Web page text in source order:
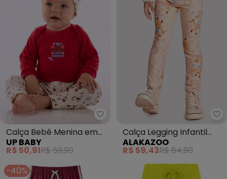
Up Baby - Calça Bebê Menina
Calça Bebê Menina em
Suedine Estampado
UP BABY
R$ 50,91R$ 59,90
Calça Legging Infantil
Menina Estampada
(Laranja)
ALAKAZOO
R$ 59,43R$ 84,90
-40%